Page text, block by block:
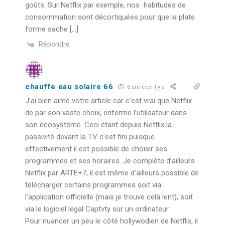
goûts. Sur Netflix par exemple, nos habitudes de
consommation sont décortiquées pour que la plate
forme sache […]
Répondre
chauffe eau solaire 66 6 années il y a
J’ai bien aimé votre article car c’est vrai que Netflix
de par son vaste choix, enferme l’utilisateur dans
son écosystème. Ceci étant depuis Netflix la
passivité devant la TV c’est fini puisque
effectivement il est possible de choisir ses
programmes et ses horaires. Je complète d’ailleurs
Netflix par ARTE+7, il est même d’ailleurs possible de
télécharger certains programmes soit via
l’application officielle (mais je trouve celà lent), soit
via le logiciel légal Captvty sur un ordinateur.
Pour nuancer un peu le côté hollywodien de Netflix, il